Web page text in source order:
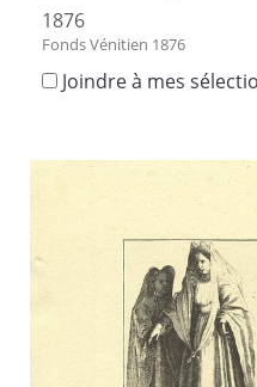
1876
Fonds Vénitien 1876
Joindre à mes